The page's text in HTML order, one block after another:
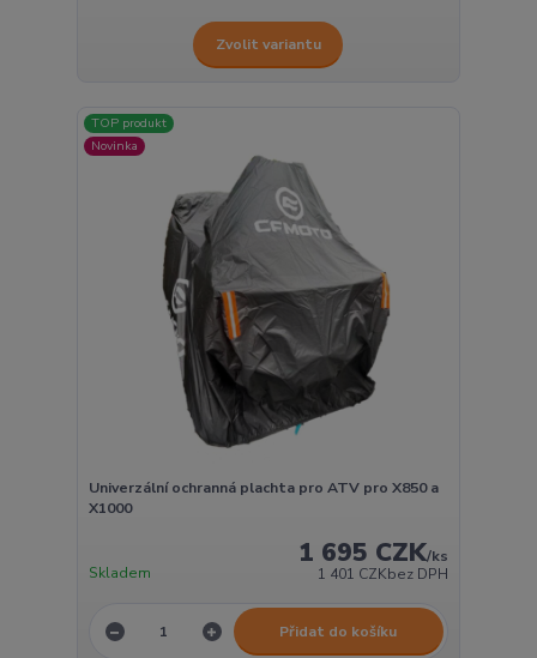
Zvolit variantu
TOP produkt
Novinka
Univerzální ochranná plachta pro ATV pro X850 a
X1000
1 695 CZK/ks
1 401 CZKbez DPH
Skladem
Přidat do košíku